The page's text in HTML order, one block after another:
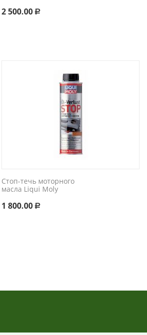
2 500.00 Р
Стоп-течь моторного
масла Liqui Moly
1 800.00 Р